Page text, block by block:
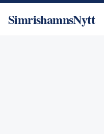
SimrishamnsNytt